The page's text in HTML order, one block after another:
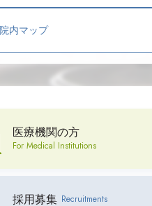
院内マップ
医療機関の方
For Medical Institutions
採用募集 Recruitments